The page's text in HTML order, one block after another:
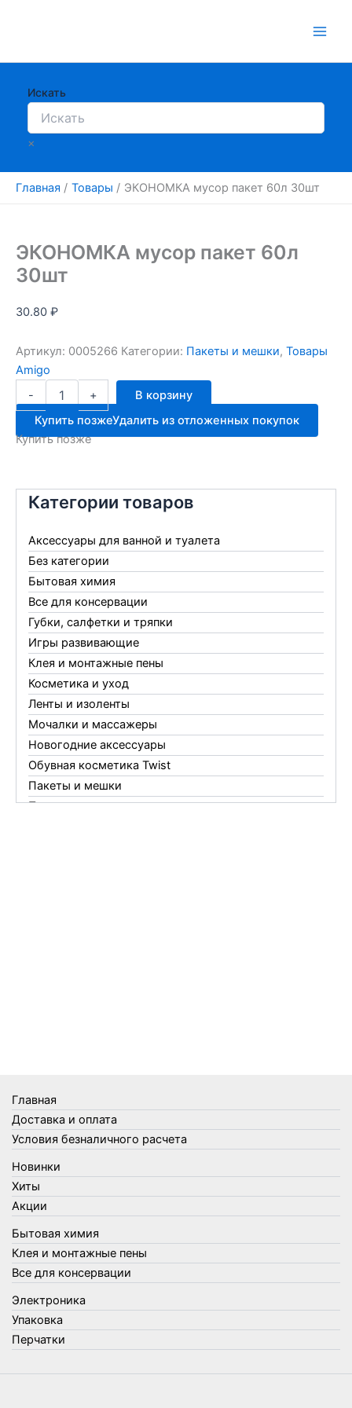
Искать
×
Главная Товары ЭКОНОМКА мусор пакет 60л 30шт
Категории товаров
Аксессуары для ванной и туалета
Без категории
Бытовая химия
Все для консервации
Губки, салфетки и тряпки
Игры развивающие
Клея и монтажные пены
Косметика и уход
Ленты и изоленты
Мочалки и массажеры
Новогодние аксессуары
Обувная косметика Twist
Пакеты и мешки
Перчатки
Товары для кухни
Товары для сада и огорода
Товары для туризма и отдыха
Упаковка
Утеплители и прочее
Фонари, лампы и удлинители
Хозяйственные товары
Швабры, стекломои, черенки и насадки
Шнуры, веревки и шпагаты
Электроника
Элементы питания
ЭКОНОМКА мусор пакет 60л
30шт
30.80 ₽
Артикул: 0005266 Категории: Пакеты и мешки, Товары
Amigo
-
Количество
товара
ЭКОНОМКА
мусор
пакет
+
В корзину
Купить позжеУдалить из отложенных покупок
Купить позже
Главная
Доставка и оплата
Условия безналичного расчета
Новинки
Хиты
Акции
Бытовая химия
Клея и монтажные пены
Все для консервации
Электроника
Упаковка
Перчатки